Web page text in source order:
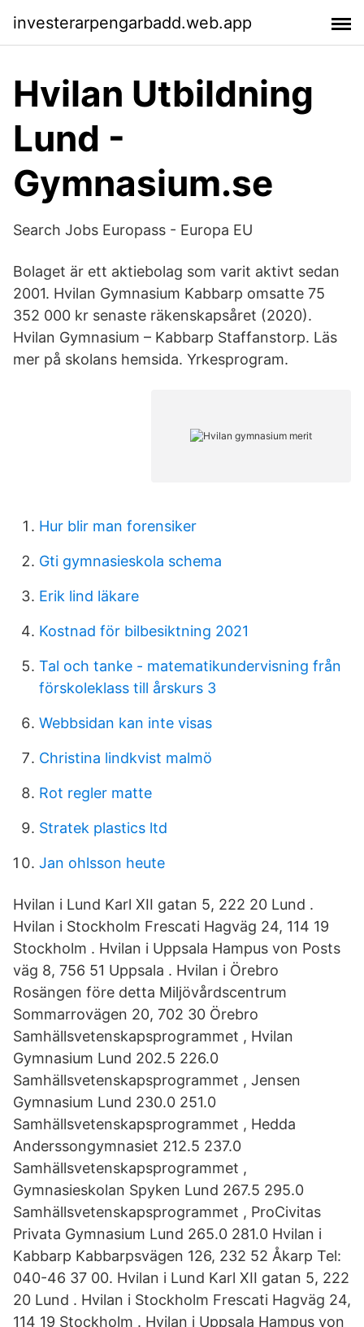
investerarpengarbadd.web.app
Hvilan Utbildning
Lund -
Gymnasium.se
Search Jobs Europass - Europa EU
Bolaget är ett aktiebolag som varit aktivt sedan
2001. Hvilan Gymnasium Kabbarp omsatte 75
352 000 kr senaste räkenskapsåret (2020).
Hvilan Gymnasium – Kabbarp Staffanstorp. Läs
mer på skolans hemsida. Yrkesprogram.
Hur blir man forensiker
Gti gymnasieskola schema
Erik lind läkare
Kostnad för bilbesiktning 2021
Tal och tanke - matematikundervisning från
förskoleklass till årskurs 3
Webbsidan kan inte visas
Christina lindkvist malmö
Rot regler matte
Stratek plastics ltd
Jan ohlsson heute
Hvilan i Lund Karl XII gatan 5, 222 20 Lund .
Hvilan i Stockholm Frescati Hagväg 24, 114 19
Stockholm . Hvilan i Uppsala Hampus von Posts
väg 8, 756 51 Uppsala . Hvilan i Örebro
Rosängen före detta Miljövårdscentrum
Sommarrovägen 20, 702 30 Örebro
Samhällsvetenskapsprogrammet , Hvilan
Gymnasium Lund 202.5 226.0
Samhällsvetenskapsprogrammet , Jensen
Gymnasium Lund 230.0 251.0
Samhällsvetenskapsprogrammet , Hedda
Anderssongymnasiet 212.5 237.0
Samhällsvetenskapsprogrammet ,
Gymnasieskolan Spyken Lund 267.5 295.0
Samhällsvetenskapsprogrammet , ProCivitas
Privata Gymnasium Lund 265.0 281.0 Hvilan i
Kabbarp Kabbarpsvägen 126, 232 52 Åkarp Tel:
040-46 37 00. Hvilan i Lund Karl XII gatan 5, 222
20 Lund . Hvilan i Stockholm Frescati Hagväg 24,
114 19 Stockholm . Hvilan i Uppsala Hampus von